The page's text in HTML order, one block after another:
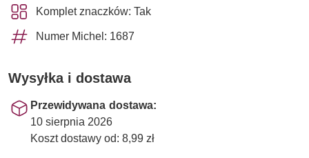
Komplet znaczków: Tak
Numer Michel: 1687
Wysyłka i dostawa
Przewidywana dostawa:
10 sierpnia 2026
Koszt dostawy od: 8,99 zł